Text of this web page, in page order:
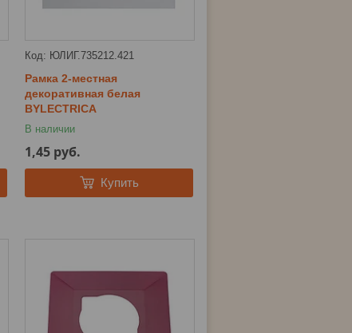
ЮЛИГ.735212.421
Рамка 2-местная
декоративная белая
BYLECTRICA
В наличии
1,45 руб.
Купить